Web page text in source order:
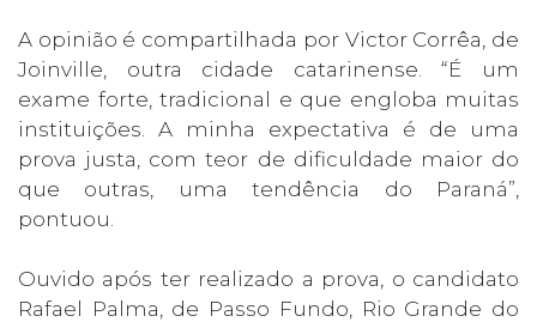
A opinião é compartilhada por Victor Corrêa, de
Joinville, outra cidade catarinense. “É um
exame forte, tradicional e que engloba muitas
instituições. A minha expectativa é de uma
prova justa, com teor de dificuldade maior do
que outras, uma tendência do Paraná”,
pontuou.
Ouvido após ter realizado a prova, o candidato
Rafael Palma, de Passo Fundo, Rio Grande do